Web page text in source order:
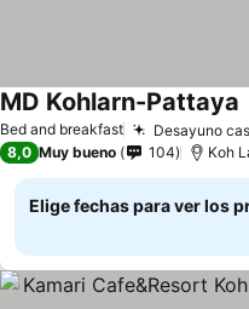
Bed and breakfast Desayuno
MD Kohlarn-Pattaya
8,0 Muy bueno 104 Koh
Elige fechas para ver los